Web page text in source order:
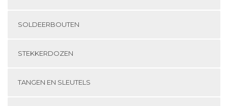
SOLDEERBOUTEN
STEKKERDOZEN
TANGEN EN SLEUTELS